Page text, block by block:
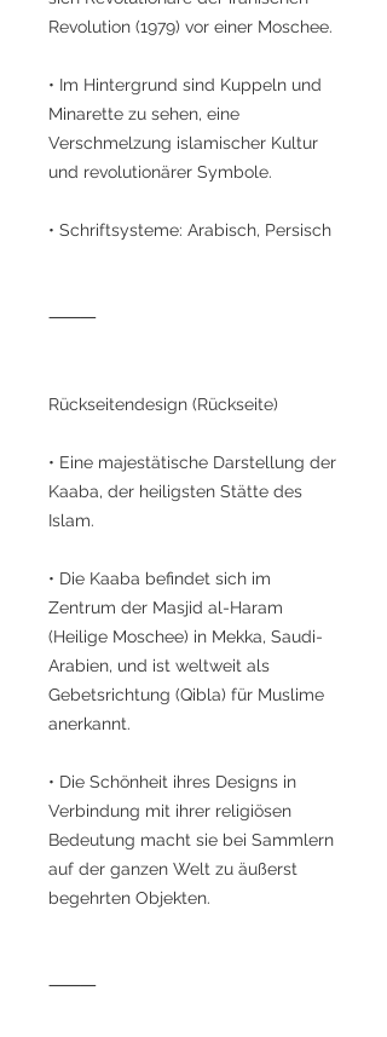
Revolution (1979) vor einer Moschee.
• Im Hintergrund sind Kuppeln und
Minarette zu sehen, eine
Verschmelzung islamischer Kultur
und revolutionärer Symbole.
• Schriftsysteme: Arabisch, Persisch
⸻
Rückseitendesign (Rückseite)
• Eine majestätische Darstellung der
Kaaba, der heiligsten Stätte des
Islam.
• Die Kaaba befindet sich im
Zentrum der Masjid al-Haram
(Heilige Moschee) in Mekka, Saudi-
Arabien, und ist weltweit als
Gebetsrichtung (Qibla) für Muslime
anerkannt.
• Die Schönheit ihres Designs in
Verbindung mit ihrer religiösen
Bedeutung macht sie bei Sammlern
auf der ganzen Welt zu äußerst
begehrten Objekten.
⸻